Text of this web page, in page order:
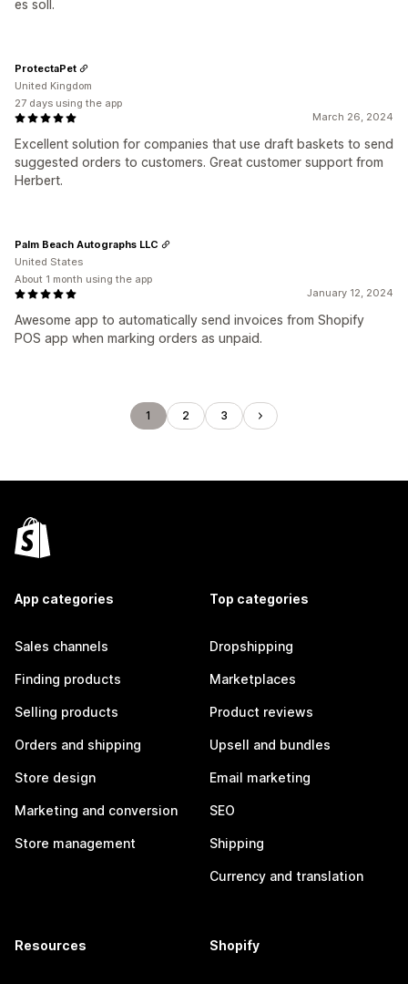
es soll.
March 26, 2024
Excellent solution for companies that use draft baskets to send
suggested orders to customers. Great customer support from
Herbert.
ProtectaPet
United Kingdom
27 days using the app
January 12, 2024
Awesome app to automatically send invoices from Shopify
POS app when marking orders as unpaid.
Palm Beach Autographs LLC
United States
About 1 month using the app
1 2 3
App categories
Sales channels
Finding products
Selling products
Orders and shipping
Store design
Marketing and conversion
Store management
Top categories
Dropshipping
Marketplaces
Product reviews
Upsell and bundles
Email marketing
SEO
Shipping
Currency and translation
Resources Shopify